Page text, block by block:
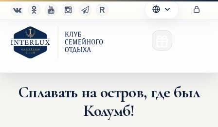
Сплавать на остров, где был
Колумб!